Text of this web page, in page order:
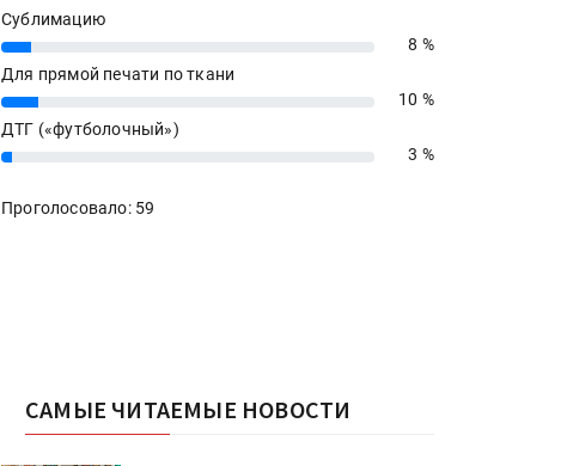
Сублимацию
8%
8 %
Для прямой печати по ткани
10%
10 %
ДТГ («футболочный»)
3% 3 %
Проголосовало: 59
САМЫЕ ЧИТАЕМЫЕ НОВОСТИ